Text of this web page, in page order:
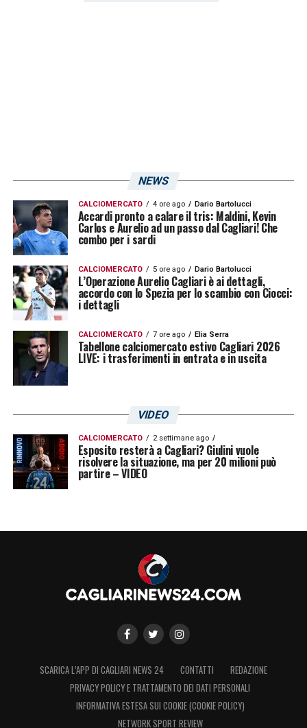
NEWS
CALCIOMERCATO 4 ore ago Dario Bartolucci
Accardi pronto a calare il tris: Maldini, Kevin
Carlos e Aurelio ad un passo dal Cagliari! Che
combo per i sardi
CALCIOMERCATO 5 ore ago Dario Bartolucci
L’Operazione Aurelio Cagliari è ai dettagli,
accordo con lo Spezia per lo scambio con Ciocci:
i dettagli
CALCIOMERCATO 7 ore ago Elia Serra
Tabellone calciomercato estivo Cagliari 2026
LIVE: i trasferimenti in entrata e in uscita
VIDEO
CALCIOMERCATO 2 settimane ago
Esposito resterà a Cagliari? Giulini vuole
risolvere la situazione, ma per 20 milioni può
partire – VIDEO
SCARICA L’APP DI CAGLIARI NEWS 24 CONTATTI
REDAZIONE
PRIVACY POLICY E TRATTAMENTO DEI DATI PERSONALI
INFORMATIVA ESTESA SUI COOKIE (COOKIE POLICY)
NETWORK SPORT REVIEW